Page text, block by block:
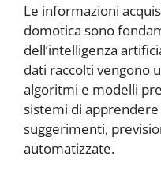
Le informazioni
domotica sono
dell’intelligenza
dati raccolti vengono
algoritmi e modelli
sistemi di
suggerimenti,
automatizzate.